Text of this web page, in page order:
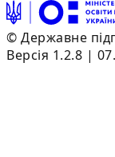
© Державне
Версія 1.2.8 |